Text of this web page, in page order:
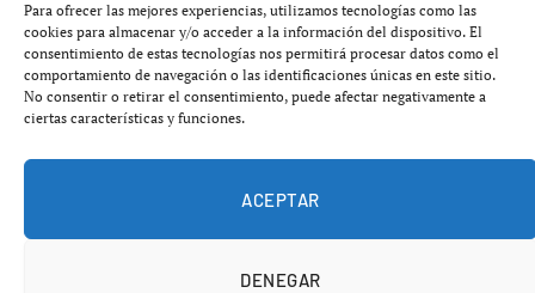
Para ofrecer las mejores experiencias, utilizamos tecnologías como las
cookies para almacenar y/o acceder a la información del dispositivo. El
consentimiento de estas tecnologías nos permitirá procesar datos como el
comportamiento de navegación o las identificaciones únicas en este sitio.
No consentir o retirar el consentimiento, puede afectar negativamente a
ciertas características y funciones.
ACEPTAR
DENEGAR
ÚLTIMAS NOTICIAS